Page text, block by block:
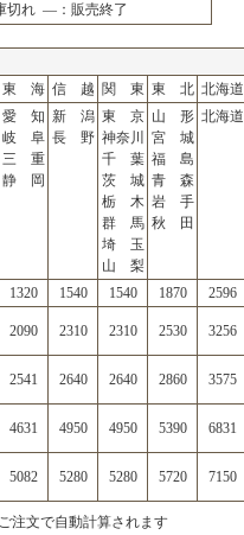
切れ ―：販売終了
東 海 信 越 関 東 東 北 北海道
愛 知
岐 阜
三 重
静 岡
新 潟
長 野
東 京
神奈川
千 葉
茨 城
栃 木
群 馬
埼 玉
山 梨
山 形
宮 城
福 島
青 森
岩 手
秋 田
北海道
1320 1540 1540 1870
2596
2090 2310 2310 2530 3256
2541 2640 2640 2860 3575
4631 4950 4950 5390 6831
5082 5280 5280 5720 7150
注文で自動計算されます